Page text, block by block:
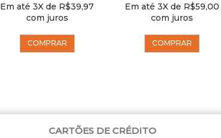
Em até 3X de R$39,97
com juros
COMPRAR
Em até 3X de R$59,00
com juros
COMPRAR
CARTÕES DE CRÉDITO